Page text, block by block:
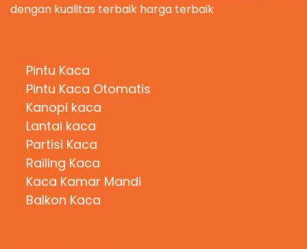
dengan kualitas terbaik harga terbaik
Pintu Kaca
Pintu Kaca Otomatis
Kanopi kaca
Lantai kaca
Partisi Kaca
Railing Kaca
Kaca Kamar Mandi
Balkon Kaca